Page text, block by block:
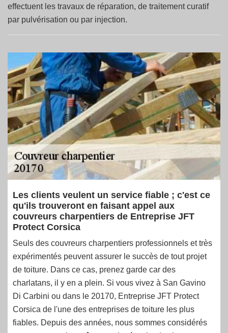
effectuent les travaux de réparation, de traitement curatif
par pulvérisation ou par injection.
Les clients veulent un service fiable ; c'est ce
qu'ils trouveront en faisant appel aux
couvreurs charpentiers de Entreprise JFT
Protect Corsica
Seuls des couvreurs charpentiers professionnels et très
expérimentés peuvent assurer le succès de tout projet
de toiture. Dans ce cas, prenez garde car des
charlatans, il y en a plein. Si vous vivez à San Gavino
Di Carbini ou dans le 20170, Entreprise JFT Protect
Corsica de l'une des entreprises de toiture les plus
fiables. Depuis des années, nous sommes considérés